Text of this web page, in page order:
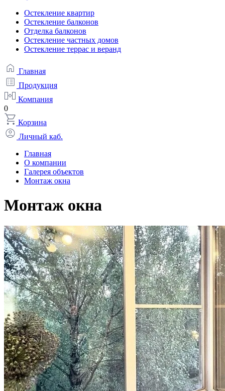
Остекление квартир
Остекление балконов
Отделка балконов
Остекление частных домов
Остекление террас и веранд
Главная
Продукция
Компания
0
Корзина
Личный каб.
Главная
О компании
Галерея объектов
Монтаж окна
Монтаж окна